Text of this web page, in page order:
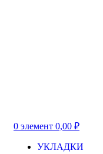
0 элемент 0,00 ₽
УКЛАДКИ